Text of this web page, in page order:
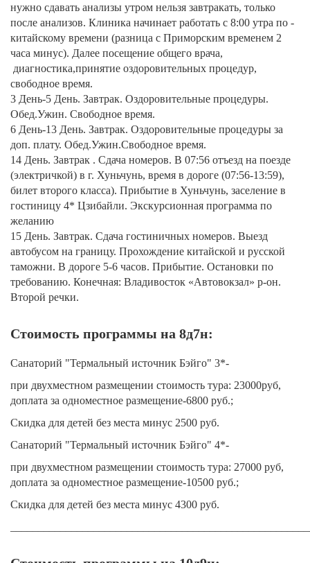
нужно сдавать анализы утром нельзя завтракать, только
после анализов. Клиника начинает работать с 8:00 утра по -
китайскому времени (разница с Приморским временем 2
часа минус). Далее посещение общего врача,
диагностика,принятие оздоровительных процедур,
свободное время.
3 День-5 День. Завтрак. Оздоровительные процедуры.
Обед.Ужин. Свободное время.
6 День-13 День. Завтрак. Оздоровительные процедуры за
доп. плату. Обед.Ужин.Свободное время.
14 День. Завтрак . Сдача номеров. В 07:56 отъезд на поезде
(электричкой) в г. Хуньчунь, время в дороге (07:56-13:59),
билет второго класса). Прибытие в Хуньчунь, заселение в
гостиницу 4* Цзибайли. Экскурсионная программа по
желанию
15 День. Завтрак. Сдача гостиничных номеров. Выезд
автобусом на границу. Прохождение китайской и русской
таможни. В дороге 5-6 часов. Прибытие. Остановки по
требованию. Конечная: Владивосток «Автовокзал» р-он.
Второй речки.
Стоимость программы на 8д7н:
Санаторий "Термальный источник Бэйго" 3*-
при двухместном размещении стоимость тура: 23000руб,
доплата за одноместное размещение-6800 руб.;
Скидка для детей без места минус 2500 руб.
Санаторий "Термальный источник Бэйго" 4*-
при двухместном размещении стоимость тура: 27000 руб,
доплата за одноместное размещение-10500 руб.;
Скидка для детей без места минус 4300 руб.